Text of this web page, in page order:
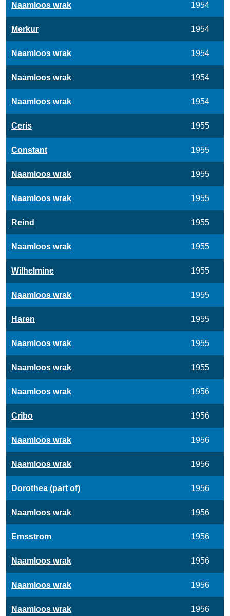
Naamloos wrak 1954
Merkur 1954
Naamloos wrak 1954
Naamloos wrak 1954
Naamloos wrak 1954
Ceris 1955
Constant 1955
Naamloos wrak 1955
Naamloos wrak 1955
Reind 1955
Naamloos wrak 1955
Wilhelmine 1955
Naamloos wrak 1955
Haren 1955
Naamloos wrak 1955
Naamloos wrak 1955
Naamloos wrak 1956
Cribo 1956
Naamloos wrak 1956
Naamloos wrak 1956
Dorothea (part of) 1956
Naamloos wrak 1956
Emsstrom 1956
Naamloos wrak 1956
Naamloos wrak 1956
Naamloos wrak 1956